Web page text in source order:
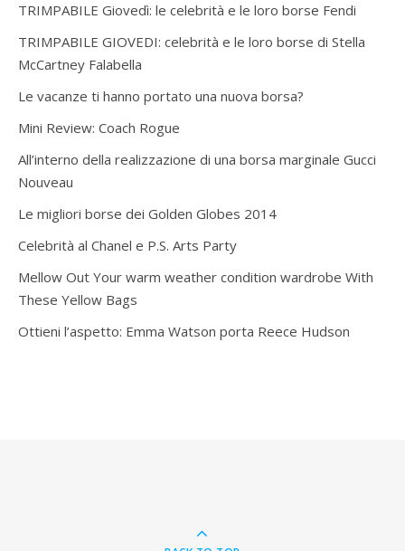
TRIMPABILE Giovedì: le celebrità e le loro borse Fendi
TRIMPABILE GIOVEDI: celebrità e le loro borse di Stella
McCartney Falabella
Le vacanze ti hanno portato una nuova borsa?
Mini Review: Coach Rogue
All’interno della realizzazione di una borsa marginale Gucci
Nouveau
Le migliori borse dei Golden Globes 2014
Celebrità al Chanel e P.S. Arts Party
Mellow Out Your warm weather condition wardrobe With
These Yellow Bags
Ottieni l’aspetto: Emma Watson porta Reece Hudson